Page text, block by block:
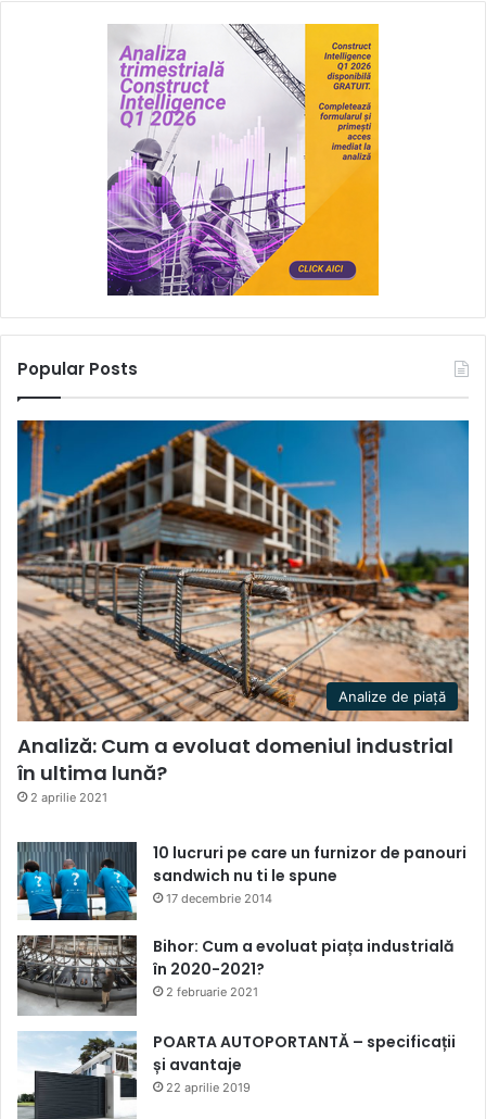
Popular Posts
Analize de piață
Analiză: Cum a evoluat domeniul industrial
în ultima lună?
2 aprilie 2021
10 lucruri pe care un furnizor de panouri
sandwich nu ti le spune
17 decembrie 2014
Bihor: Cum a evoluat piața industrială
în 2020-2021?
2 februarie 2021
POARTA AUTOPORTANTĂ – specificații
și avantaje
22 aprilie 2019